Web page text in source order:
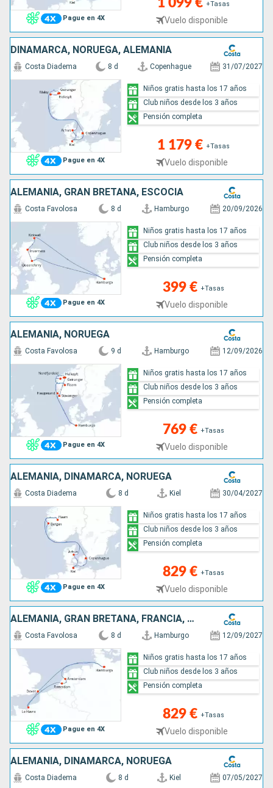
Pague en 4X
1 099 € +Tasas
Vuelo disponible
DINAMARCA, NORUEGA, ALEMANIA
Pague en 4X
Costa Diadema 8 d Copenhague 31/07/2027
1 179 € +Tasas
Vuelo disponible
Niños gratis hasta los 17 años
Club niños desde los 3 años
Pensión completa
ALEMANIA, GRAN BRETAÑA, ESCOCIA
Pague en 4X
Costa Favolosa 8 d Hamburgo 20/09/2026
399 € +Tasas
Vuelo disponible
Niños gratis hasta los 17 años
Club niños desde los 3 años
Pensión completa
ALEMANIA, NORUEGA
Pague en 4X
Costa Favolosa 9 d Hamburgo 12/09/2026
769 € +Tasas
Vuelo disponible
Niños gratis hasta los 17 años
Club niños desde los 3 años
Pensión completa
ALEMANIA, DINAMARCA, NORUEGA
Pague en 4X
Costa Diadema 8 d Kiel 30/04/2027
829 € +Tasas
Vuelo disponible
Niños gratis hasta los 17 años
Club niños desde los 3 años
Pensión completa
ALEMANIA, GRAN BRETAÑA, FRANCIA, HOLANDA
Pague en 4X
Costa Favolosa 8 d Hamburgo 12/09/2027
829 € +Tasas
Vuelo disponible
Niños gratis hasta los 17 años
Club niños desde los 3 años
Pensión completa
ALEMANIA, DINAMARCA, NORUEGA
Costa Diadema 8 d Kiel 07/05/2027